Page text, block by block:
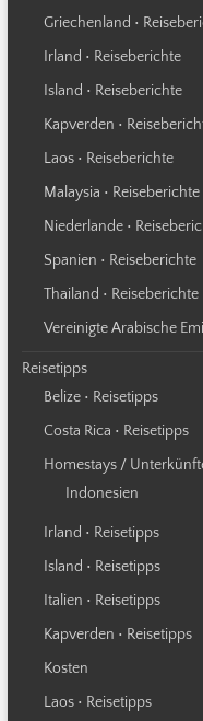
Griechenland •
Irland • Reiseberichte
Island • Reiseberichte
Kapverden •
Laos • Reiseberichte
Malaysia • Reiseberichte
Niederlande •
Spanien • Reiseberichte
Thailand • Reiseberichte
Vereinigte Arabische
Reisetipps
Belize • Reisetipps
Costa Rica • Reisetipps
Homestays /
Indonesien
Irland • Reisetipps
Island • Reisetipps
Italien • Reisetipps
Kapverden • Reisetipps
Kosten
Laos • Reisetipps